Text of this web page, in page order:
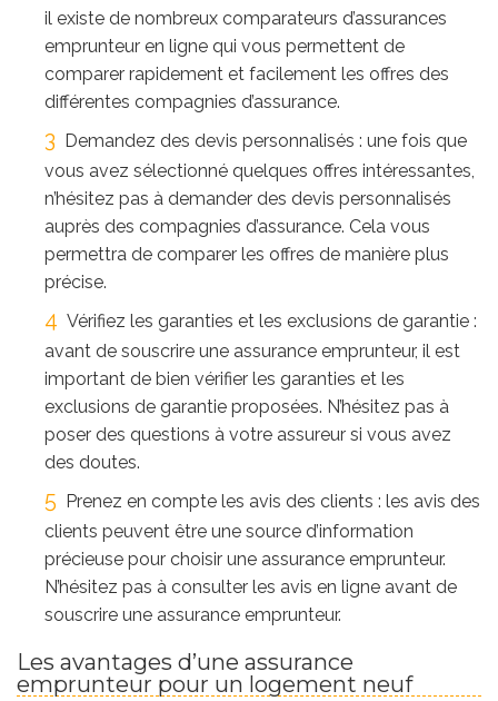
il existe de nombreux comparateurs d’assurances
emprunteur en ligne qui vous permettent de
comparer rapidement et facilement les offres des
différentes compagnies d’assurance.
Demandez des devis personnalisés : une fois que
vous avez sélectionné quelques offres intéressantes,
n’hésitez pas à demander des devis personnalisés
auprès des compagnies d’assurance. Cela vous
permettra de comparer les offres de manière plus
précise.
Vérifiez les garanties et les exclusions de garantie :
avant de souscrire une assurance emprunteur, il est
important de bien vérifier les garanties et les
exclusions de garantie proposées. N’hésitez pas à
poser des questions à votre assureur si vous avez
des doutes.
Prenez en compte les avis des clients : les avis des
clients peuvent être une source d’information
précieuse pour choisir une assurance emprunteur.
N’hésitez pas à consulter les avis en ligne avant de
souscrire une assurance emprunteur.
Les avantages d’une assurance
emprunteur pour un logement neuf